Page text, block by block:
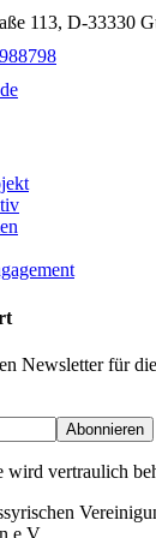
113, D-33330
Newsletter für
Abonnieren
vertraulich
e.V.